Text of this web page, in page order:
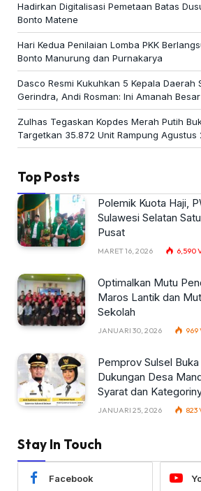
Hadirkan Digitalisasi Pemetaan Batas
Bonto Matene
Hari Kedua Penilaian Lomba PKK
Bonto Manurung dan Purnakarya
Dasco Resmi Kukuhkan 5 Kepala Daerah
Gerindra, Andi Rosman: Ini Amanah Besar
Zulhas Tegaskan Kopdes Merah Putih
Targetkan 35.872 Unit Rampung Agustus
Top Posts
Polemik Kuota Haji,
Sulawesi Selatan
Pusat
MARET 16, 2026 6,590
Optimalkan Mutu
Maros Lantik dan
Sekolah
JANUARI 30, 2026 969
Pemprov Sulsel
Dukungan Desa
Syarat dan
JANUARI 25, 2026 823
Stay In Touch
Facebook